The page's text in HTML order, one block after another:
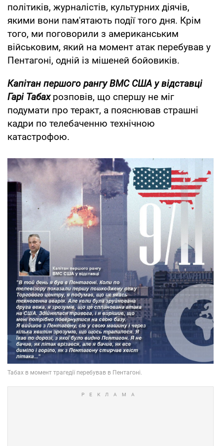
політиків, журналістів, культурних діячів,
якими вони пам'ятають події того дня. Крім
того, ми поговорили з американським
військовим, який на момент атак перебував у
Пентагоні, одній із мішеней бойовиків.
Капітан першого рангу ВМС США у відставці
Гарі Табахрозповів, що спершу не міг
подумати про теракт, а пояснював страшні
кадри по телебаченню технічною
катастрофою.